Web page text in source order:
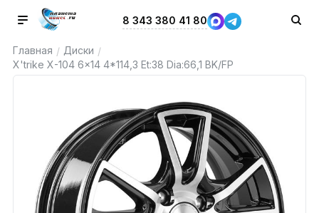
8 343 380 41 80
Главная / Диски /
X'trike X-104 6x14 4*114,3 Et:38 Dia:66,1 BK/FP